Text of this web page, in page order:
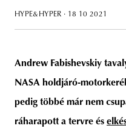
budapest
HYPE&HYPER · 18 10 2021
Andrew Fabishevskiy
NASA holdjáró-
pedig többé már nem
ráharapott a tervre és